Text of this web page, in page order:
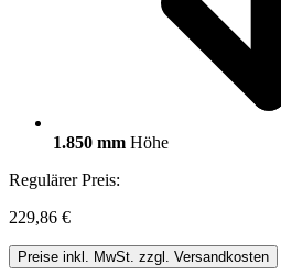
1.850 mm Höhe
Regulärer Preis:
229,86 €
Preise inkl. MwSt. zzgl. Versandkosten